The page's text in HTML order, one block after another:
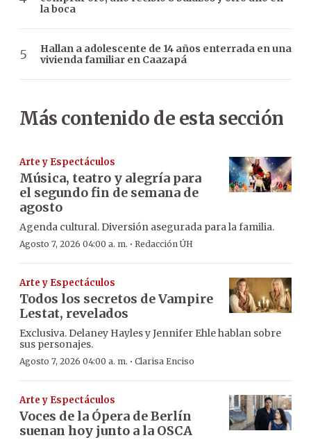
la boca
Hallan a adolescente de 14 años enterrada en una
vivienda familiar en Caazapá
Más contenido de esta sección
Arte y Espectáculos
Música, teatro y alegría para
el segundo fin de semana de
agosto
Agenda cultural. Diversión asegurada para la familia.
Agosto 7, 2026 04:00 a. m. · Redacción ÚH
Arte y Espectáculos
Todos los secretos de Vampire
Lestat, revelados
Exclusiva. Delaney Hayles y Jennifer Ehle hablan sobre
sus personajes.
Agosto 7, 2026 04:00 a. m. · Clarisa Enciso
Arte y Espectáculos
Voces de la Ópera de Berlín
suenan hoy junto a la OSCA